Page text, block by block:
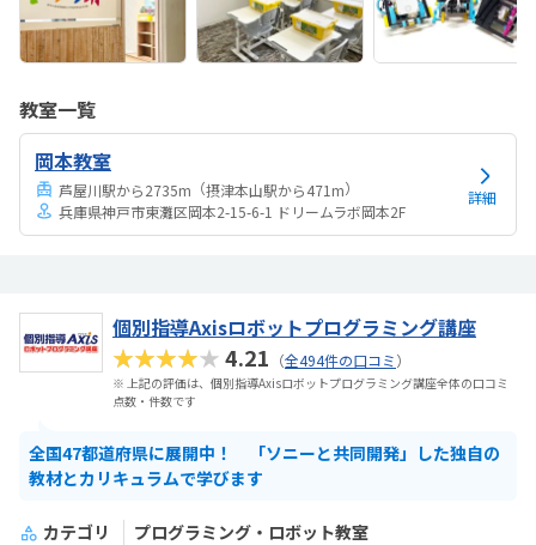
教室一覧
岡本教室
芦屋川駅から2735m （摂津本山駅から471m）
兵庫県神戸市東灘区岡本2-15-6-1 ドリームラボ岡本2F
詳細
個別指導Axisロボットプログラミング講座
★★★★★4.21 （全494件の口コミ）
※ 上記の評価は、個別指導Axisロボットプログラミング講座全体の口コミ
点数・件数です
全国47都道府県に展開中！ 「ソニーと共同開発」した独自の
教材とカリキュラムで学びます
カテゴリ
プログラミング・ロボット教室